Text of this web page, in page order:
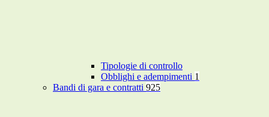
Tipologie di controllo
Obblighi e adempimenti 1
Bandi di gara e contratti 925